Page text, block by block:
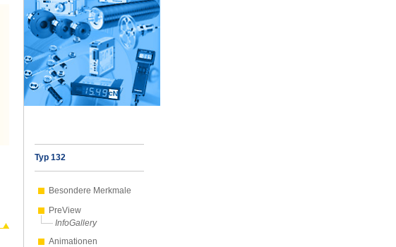
Typ 132
Besondere Merkmale
PreView
InfoGallery
Animationen